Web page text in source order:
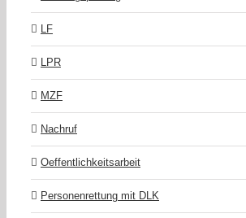
LF
LPR
MZF
Nachruf
Oeffentlichkeitsarbeit
Personenrettung mit DLK